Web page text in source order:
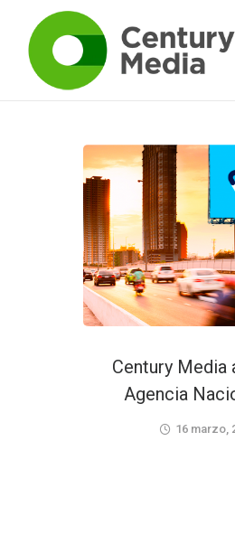
Century Media
Agencia
16 marzo,